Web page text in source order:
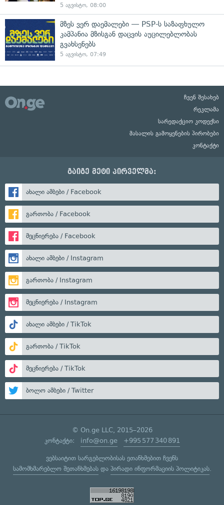
5 აგვისტო, 08:00
მზეს ვერ დაემალები — PSP-ს საზაფხულო
კამპანია მზისგან დაცვის აუცილებლობას
გვახსენებს
5 აგვისტო, 07:49
ჩვენ შესახებ
რეკლამა
სარედაქციო კოდექსი
მასალის გამოყენების პირობები
კონტაქტი
გაიგე მეტი პირველმა:
ახალი ამბები / Facebook
გართობა / Facebook
მეცნიერება / Facebook
ახალი ამბები / Instagram
გართობა / Instagram
მეცნიერება / Instagram
ახალი ამბები / TikTok
გართობა / TikTok
მეცნიერება / TikTok
ბოლო ამბები / Twitter
© On.ge LLC, 2015–2026
კონტაქტი: info@on.ge +995 577 340 891
ვებსაიტით სარგებლობისას ეთანხმებით ჩვენს
სამომხმარებლო შეთანხმებასდა პირადი ინფორმაციის პოლიტიკას.